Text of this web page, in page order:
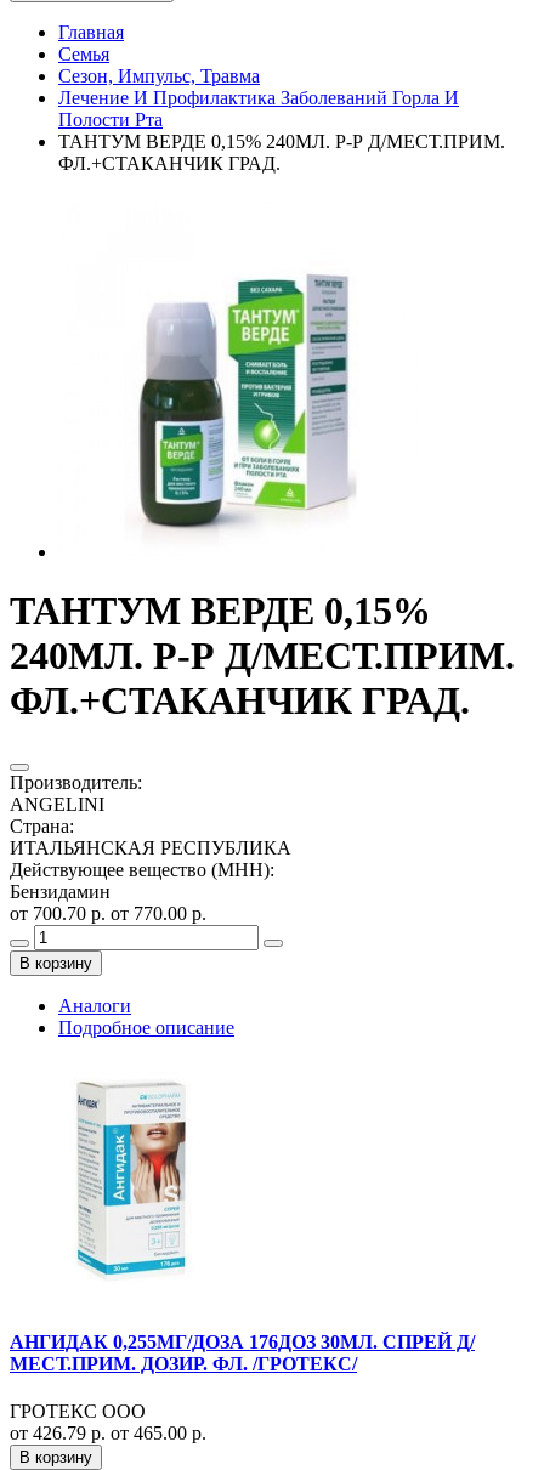
Главная
Семья
Сезон, Импульс, Травма
Лечение И Профилактика Заболеваний Горла И
Полости Рта
ТАНТУМ ВЕРДЕ 0,15% 240МЛ. Р-Р Д/МЕСТ.ПРИМ.
ФЛ.+СТАКАНЧИК ГРАД.
ТАНТУМ ВЕРДЕ 0,15%
240МЛ. Р-Р Д/МЕСТ.ПРИМ.
ФЛ.+СТАКАНЧИК ГРАД.
Производитель:
ANGELINI
Страна:
ИТАЛЬЯНСКАЯ РЕСПУБЛИКА
Действующее вещество (МНН):
Бензидамин
от 700.70 р. от 770.00 р.
В корзину
Аналоги
Подробное описание
АНГИДАК 0,255МГ/ДОЗА 176ДОЗ 30МЛ. СПРЕЙ Д/
МЕСТ.ПРИМ. ДОЗИР. ФЛ. /ГРОТЕКС/
ГРОТЕКС ООО
от 426.79 р. от 465.00 р.
В корзину